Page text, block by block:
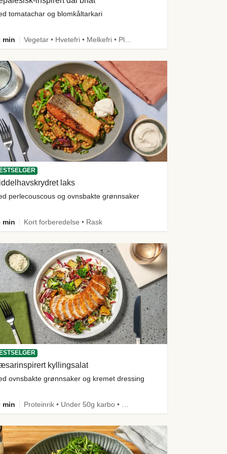
tomatachar og blomkåltarkari
min Vegetar • Hvetefri • Melkefri • Plantebasert • Mer grønt • Under 650 kcal • Kilde til fiber
laks
perlecouscous og ovnsbakte grønnsaker
min Kort forberedelse • Rask
kyllingsalat
ovnsbakte grønnsaker og kremet dressing
min